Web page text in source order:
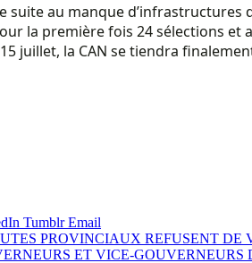
suite au manque
la première fois 24 sélections et
juillet, la CAN se tiendra
Tumblr Email
PROVINCIAUX REFUSENT
ET VICE-